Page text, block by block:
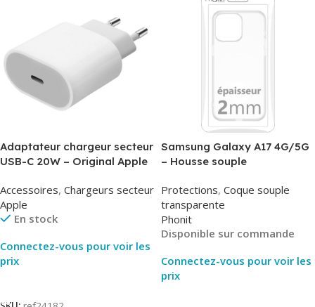
Adaptateur chargeur secteur
USB-C 20W – Original Apple
Accessoires, Chargeurs secteur
Apple
En stock
Connectez-vous pour voir les
prix
Samsung Galaxy A17 4G/5G
– Housse souple
Protections, Coque souple
transparente
Phonit
Disponible sur commande
Connectez-vous pour voir les
prix